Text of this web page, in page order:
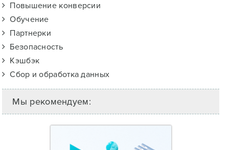
Повышение конверсии
Обучение
Партнерки
Безопасность
Кэшбэк
Сбор и обработка данных
Мы рекомендуем: